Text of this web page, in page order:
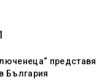
представя
България